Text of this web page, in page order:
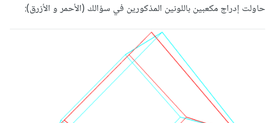
حاولت إدراج مكعبين باللونين المذكورين في سؤالك (الأحمر و الأزرق):